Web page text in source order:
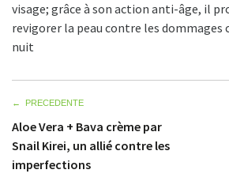
visage; grâce à son action anti-âge, il
revigorer la peau contre les dommages
nuit
Navigation
de
l’article
Aloe Vera + Bava crème par
Snail Kirei, un allié contre les
imperfections